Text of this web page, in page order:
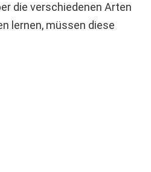
die verschiedenen Arten
lernen, müssen diese